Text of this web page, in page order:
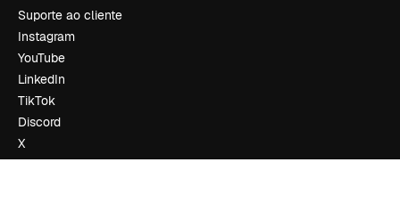
Suporte ao cliente
Instagram
YouTube
LinkedIn
TikTok
Discord
X
Reddit